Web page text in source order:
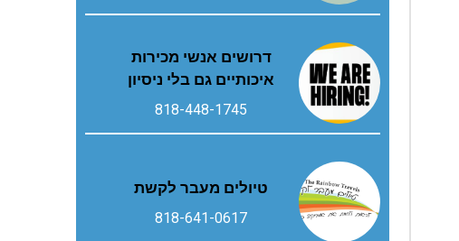
דרושים אנשי מכירות
איכותיים גם בלי ניסיון
818-448-1745
טיולים מעבר לקשת
818-641-0617